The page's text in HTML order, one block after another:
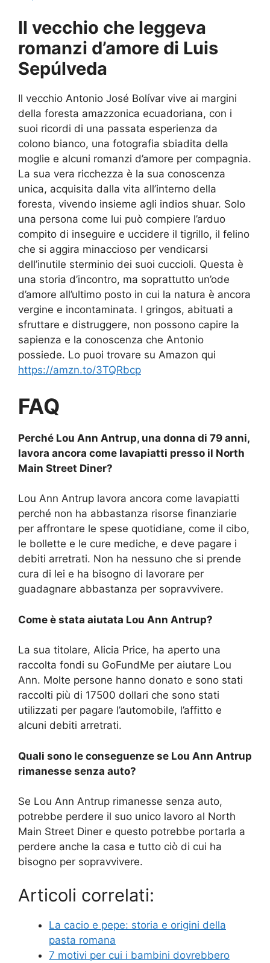
Il vecchio che leggeva
romanzi d’amore di Luis
Sepúlveda
Il vecchio Antonio José Bolívar vive ai margini
della foresta amazzonica ecuadoriana, con i
suoi ricordi di una passata esperienza da
colono bianco, una fotografia sbiadita della
moglie e alcuni romanzi d’amore per compagnia.
La sua vera ricchezza è la sua conoscenza
unica, acquisita dalla vita all’interno della
foresta, vivendo insieme agli indios shuar. Solo
una persona come lui può compiere l’arduo
compito di inseguire e uccidere il tigrillo, il felino
che si aggira minaccioso per vendicarsi
dell’inutile sterminio dei suoi cuccioli. Questa è
una storia d’incontro, ma soprattutto un’ode
d’amore all’ultimo posto in cui la natura è ancora
vergine e incontaminata. I gringos, abituati a
sfruttare e distruggere, non possono capire la
sapienza e la conoscenza che Antonio
possiede. Lo puoi trovare su Amazon qui
https://amzn.to/3TQRbcp
FAQ
Perché Lou Ann Antrup, una donna di 79 anni,
lavora ancora come lavapiatti presso il North
Main Street Diner?
Lou Ann Antrup lavora ancora come lavapiatti
perché non ha abbastanza risorse finanziarie
per affrontare le spese quotidiane, come il cibo,
le bollette e le cure mediche, e deve pagare i
debiti arretrati. Non ha nessuno che si prende
cura di lei e ha bisogno di lavorare per
guadagnare abbastanza per sopravvivere.
Come è stata aiutata Lou Ann Antrup?
La sua titolare, Alicia Price, ha aperto una
raccolta fondi su GoFundMe per aiutare Lou
Ann. Molte persone hanno donato e sono stati
raccolti più di 17500 dollari che sono stati
utilizzati per pagare l’automobile, l’affitto e
alcuni debiti arretrati.
Quali sono le conseguenze se Lou Ann Antrup
rimanesse senza auto?
Se Lou Ann Antrup rimanesse senza auto,
potrebbe perdere il suo unico lavoro al North
Main Street Diner e questo potrebbe portarla a
perdere anche la casa e tutto ciò di cui ha
bisogno per sopravvivere.
Articoli correlati:
La cacio e pepe: storia e origini della
pasta romana
7 motivi per cui i bambini dovrebbero